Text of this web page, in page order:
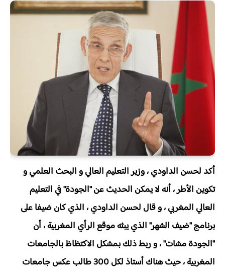
أكد لحسن الداودي ، وزير التعليم العالي و البحث العلمي و
تكوين الأطر ، أنه لا يمكن الحديث عن"الجودة" في التعليم
العالي المغربي ، و قال لحسن الداودي ، الذي كان ضيفا على
برنامج "ضيف الشهر" الذي يبثه موقع الرأي المغربية ، أن
"الجودة مشات" ، و ربط ذلك بمشكل الاكتظاظ بالجامعات
المغربية ، حيث هناك أستاذ لكل 300 طالب عكس جامعات